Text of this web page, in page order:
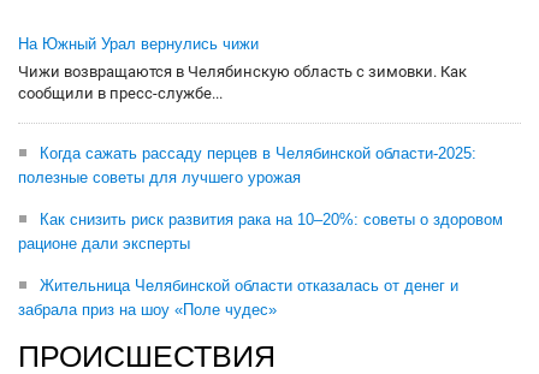
На Южный Урал вернулись чижи
Чижи возвращаются в Челябинскую область с зимовки. Как
сообщили в пресс-службе...
Когда сажать рассаду перцев в Челябинской области-2025:
полезные советы для лучшего урожая
Как снизить риск развития рака на 10–20%: советы о здоровом
рационе дали эксперты
Жительница Челябинской области отказалась от денег и
забрала приз на шоу «Поле чудес»
ПРОИСШЕСТВИЯ